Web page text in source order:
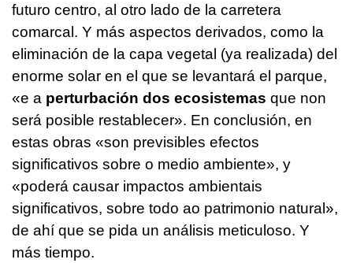
futuro centro, al otro lado de la carretera
comarcal. Y más aspectos derivados, como la
eliminación de la capa vegetal (ya realizada) del
enorme solar en el que se levantará el parque,
«e a perturbación dos ecosistemas que non
será posible restablecer». En conclusión, en
estas obras «son previsibles efectos
significativos sobre o medio ambiente», y
«poderá causar impactos ambientais
significativos, sobre todo ao patrimonio natural»,
de ahí que se pida un análisis meticuloso. Y
más tiempo.